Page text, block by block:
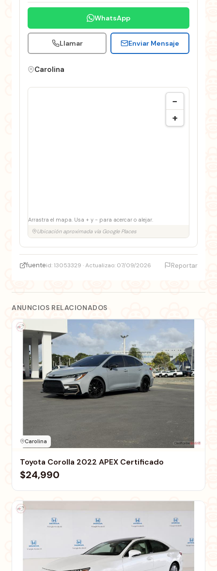
WhatsApp
Llamar Enviar Mensaje
Carolina
−
+
Arrastra el mapa. Usa + y − para acercar o alejar.
Ubicación aproximada vía Google Places
fuenteid: 13053329 · Actualizao: 07/09/2026 Reportar
ANUNCIOS RELACIONADOS
Carolina
Toyota Corolla 2022 APEX Certificado
$24,990